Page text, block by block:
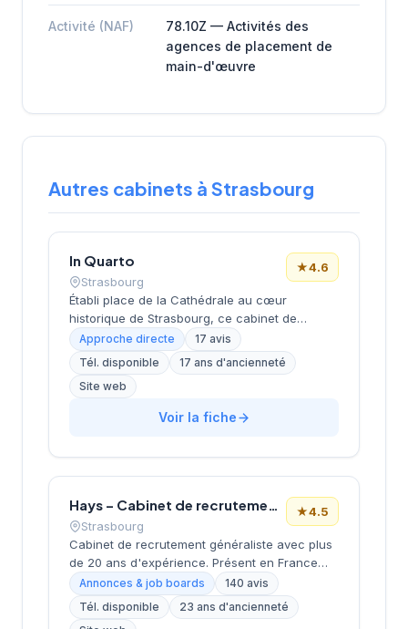
Activité (NAF)
78.10Z — Activités des
agences de placement de
main-d'œuvre
Autres cabinets à Strasbourg
In Quarto
Strasbourg
★4.6
Établi place de la Cathédrale au cœur
historique de Strasbourg, ce cabinet de
recrutement bénéficie d'un emplacement
emblématique dans le centre-ville alsacien.
Dirigé par M. Costa, il propose des services de
conseil en recrutement aux entreprises de la
région. La structure affiche une notation de
4,6/5 sur Google, reflétant la satisfaction de
strasbourgeois.
Approche directe
17 avis
Tél. disponible
17 ans d'ancienneté
Site web
Voir la fiche
Hays – Cabinet de recrutement Strasbourg
Strasbourg
★4.5
Cabinet de recrutement généraliste avec plus
de 20 ans d'expérience. Présent en France
avec 17 bureaux et plus de 600 experts.
Propose des accompagnements en
recrutement CDI, CDD/TT et freelance.
Annonces & job boards
140 avis
Tél. disponible
23 ans d'ancienneté